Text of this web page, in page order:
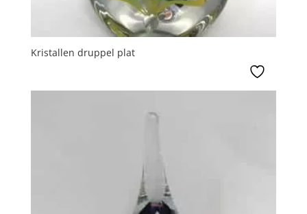
Kristallen druppel plat